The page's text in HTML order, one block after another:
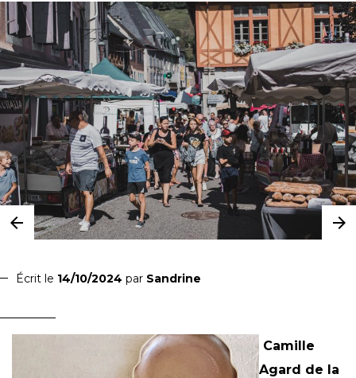
Écrit le 14/10/2024 par Sandrine
Camille
Agard de la